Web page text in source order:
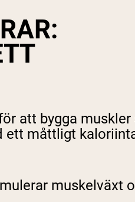
att bygga
måttligt
muskelväxt